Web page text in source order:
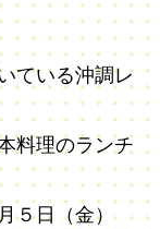
ている沖調レ
料理のランチ
５日（金）